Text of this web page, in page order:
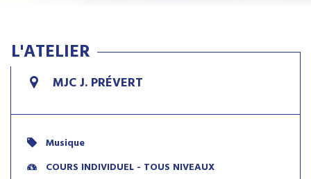
L'ATELIER
MJC J. PRÉVERT
Musique
COURS INDIVIDUEL - TOUS NIVEAUX